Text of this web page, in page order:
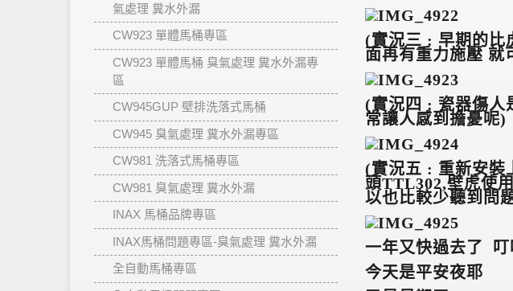
氣處理 糞水外漏
CW923 單體馬桶專區
CW923 單體馬桶 臭氣處理 糞水外漏專
區
CW945GUP 壁排洗落式馬桶
CW945 臭氣處理 糞水外漏專區
CW981 洗落式馬桶專區
CW981 臭氣處理 糞水外漏
INAX 馬桶品牌專區
INAX馬桶問題專區-臭氣處理 糞水外漏
全自動馬桶專區
(實況三 : 早期的比
面再有重力施壓 就
(實況四 : 瓷器傷人
常讓人感到擔憂呢)
(實況五 : 重新安裝
頭TTL302,壁虎使
以也比較少聽到問
一年又快過去了 叮
今天是平安夜耶